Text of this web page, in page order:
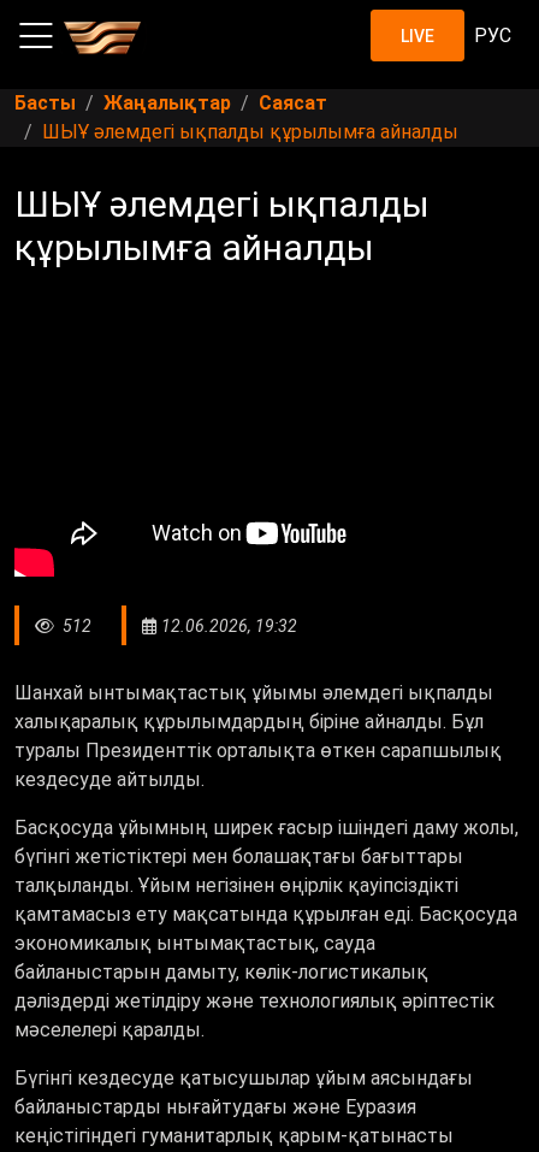
LIVE РУС
Басты Жаңалықтар
Саясат
ШЫҰ әлемдегі ықпалды құрылымға айналды
ШЫҰ әлемдегі ықпалды
құрылымға айналды
512 12.06.2026, 19:32
Шанхай ынтымақтастық ұйымы әлемдегі ықпалды
халықаралық құрылымдардың біріне айналды. Бұл
туралы Президенттік орталықта өткен сарапшылық
кездесуде айтылды.
Басқосуда ұйымның ширек ғасыр ішіндегі даму жолы,
бүгінгі жетістіктері мен болашақтағы бағыттары
талқыланды. Ұйым негізінен өңірлік қауіпсіздікті
қамтамасыз ету мақсатында құрылған еді. Басқосуда
экономикалық ынтымақтастық, сауда
байланыстарын дамыту, көлік-логистикалық
дәліздерді жетілдіру және технологиялық әріптестік
мәселелері қаралды.
Бүгінгі кездесуде қатысушылар ұйым аясындағы
байланыстарды нығайтудағы және Еуразия
кеңістігіндегі гуманитарлық қарым-қатынасты